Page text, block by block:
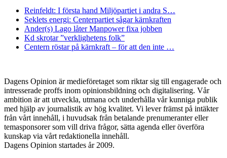
Reinfeldt: I första hand Miljöpartiet i andra S…
Seklets energi: Centerpartiet sågar kärnkraften
Ander(s) Lago låter Manpower fixa jobben
Kd skrotar ”verklighetens folk”
Centern röstar på kärnkraft – för att den inte …
Dagens Opinion är medieföretaget som riktar sig till engagerade och
intresserade proffs inom opinionsbildning och digitalisering. Vår
ambition är att utveckla, utmana och underhålla vår kunniga publik
med hjälp av journalistik av hög kvalitet. Vi lever främst på intäkter
från vårt innehåll, i huvudsak från betalande prenumeranter eller
temasponsorer som vill driva frågor, sätta agenda eller överföra
kunskap via vårt redaktionella innehåll.
Dagens Opinion startades år 2009.